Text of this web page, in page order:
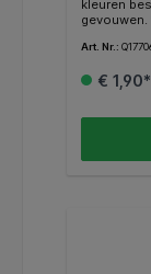
kleuren
gevouwen.
kleuren
Art. Nr.:
€ 1,90*